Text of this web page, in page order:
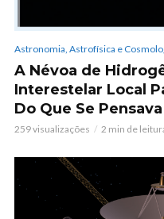
Astronomia, Astrofísica e
A Névoa de
Interestelar Local
Do Que Se
259 visualizações 2 min de